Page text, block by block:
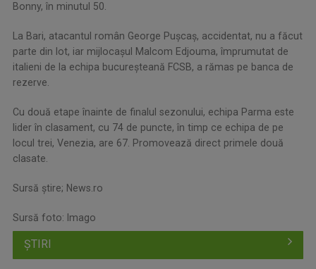
Bonny, în minutul 50.
La Bari, atacantul român George Pușcaș, accidentat, nu a făcut
parte din lot, iar mijlocașul Malcom Edjouma, împrumutat de
italieni de la echipa bucureșteană FCSB, a rămas pe banca de
rezerve.
Cu două etape înainte de finalul sezonului, echipa Parma este
lider în clasament, cu 74 de puncte, în timp ce echipa de pe
locul trei, Venezia, are 67. Promovează direct primele două
clasate.
Sursă știre; News.ro
Sursă foto: Imago
ȘTIRI
TVR Sport transmite în direct semifinalele și finalele